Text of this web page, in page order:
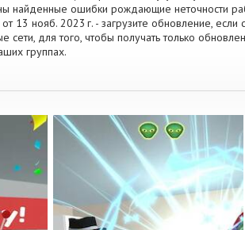
найденные ошибки рождающие неточности
13 нояб. 2023 г. - загрузите обновление, если
сети, для того, чтобы получать только
группах.